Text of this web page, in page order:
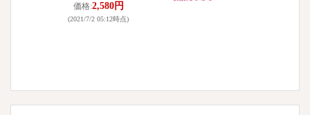
価格:2,580円
(2021/7/2 05:12時点)